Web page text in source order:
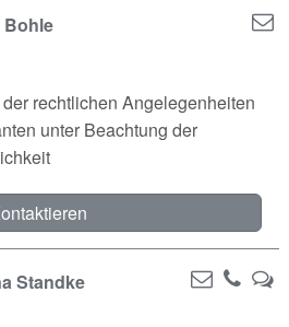
Bohle
rechtlichen Angelegenheiten
unter Beachtung der
Standke